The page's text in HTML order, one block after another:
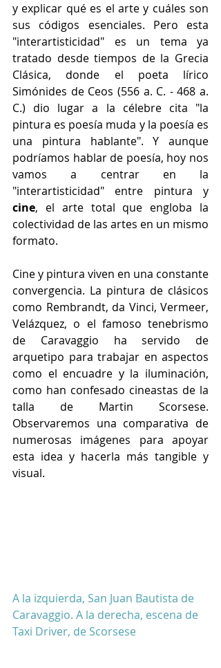
y explicar qué es el arte y cuáles son
sus códigos esenciales. Pero esta
"interartisticidad" es un tema ya
tratado desde tiempos de la Grecia
Clásica, donde el poeta lírico
Simónides de Ceos (556 a. C. - 468 a.
C.) dio lugar a la célebre cita "la
pintura es poesía muda y la poesía es
una pintura hablante". Y aunque
podríamos hablar de poesía, hoy nos
vamos a centrar en la
cine, el arte total que engloba la
colectividad de las artes en un mismo
formato.
Cine y pintura viven en una constante
convergencia. La pintura de clásicos
como Rembrandt, da Vinci, Vermeer,
Velázquez, o el famoso tenebrismo
de Caravaggio ha servido de
arquetipo para trabajar en aspectos
como el encuadre y la iluminación,
como han confesado cineastas de la
talla de Martin Scorsese.
Observaremos una comparativa de
numerosas imágenes para apoyar
esta idea y hacerla más tangible y
visual.
A la izquierda, San Juan Bautista de
Caravaggio. A la derecha, escena de
Taxi Driver, de Scorsese